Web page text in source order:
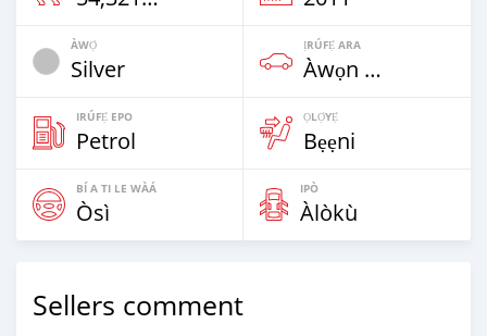
ÀWỌ̀
Silver
ỊRÚFẸ́ ARA
Àwọn Ọkọ̀-Àkẹ́rù
IRÚFẸ́ EPO
Petrol
ỌLỌ́YẸ́
Bẹẹni
BÍ A TI LE WÀÁ
Òsì
IPÒ
Àlòkù
Sellers comment